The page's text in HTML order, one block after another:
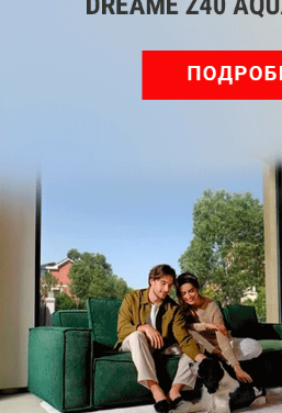
Обзор вертикального пылесоса
Pro: гибкий подход к уборке